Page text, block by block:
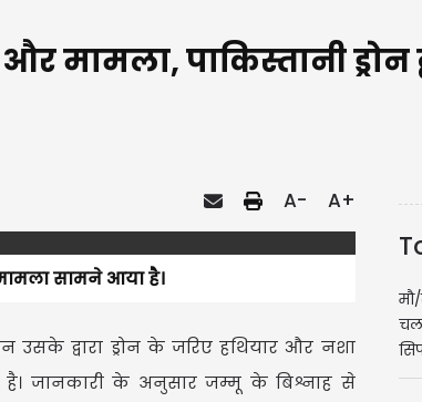
पाकिस्तानी ड्रोन
A- A+
सामने आया है।
द्वारा ड्रोन के जरिए हथियार और नशा
जानकारी के अनुसार जम्मू के बिश्नाह से